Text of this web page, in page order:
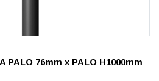
PALO 76mm x PALO H1000mm